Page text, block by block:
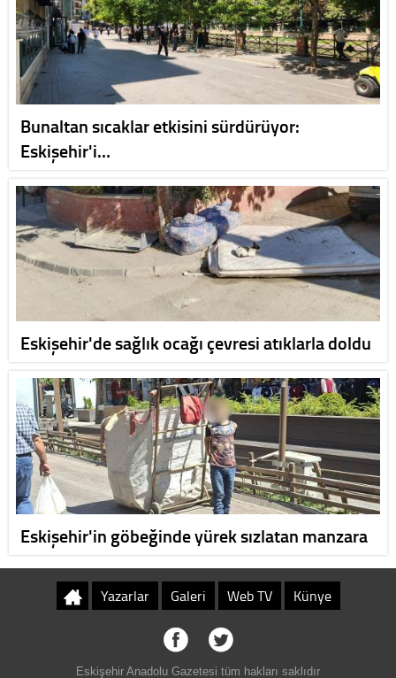
Bunaltan sıcaklar etkisini sürdürüyor:
Eskişehir'i…
Eskişehir'de sağlık ocağı çevresi atıklarla doldu
Eskişehir'in göbeğinde yürek sızlatan manzara
Yazarlar Galeri Web TV Künye
Eskişehir Anadolu Gazetesi tüm hakları saklıdır